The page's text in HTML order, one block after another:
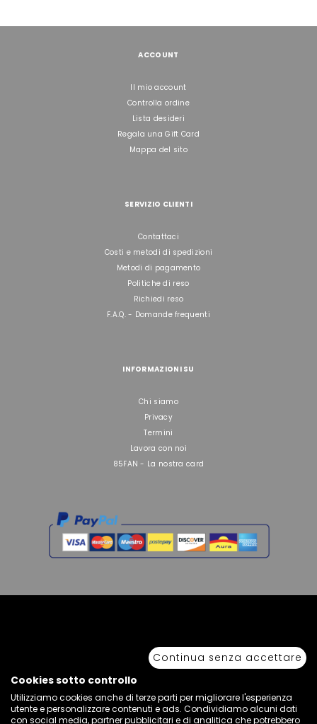
ACCOUNT
Il mio account
Controlla ordine
Lista desideri
Regala una Gift Card
Mappa del sito
SERVIZIO CLIENTI
Contattaci
Costi e metodi di spedizioni
Metodi di pagamento
Politiche di reso
Richiedi reso
F.A.Q. - Domande frequenti
INFORMAZIONI SU
Chi siamo
Privacy
Termini
Lavora con noi
85FAN - La nostra card
anche parziale.
Via Piave Km 68,600 • 04100 Latina, Italia | P.IVA 01222400598 • N° REA LT -
77855
Continua senza accettare
Cookies sotto controllo
Utilizziamo cookies anche di terze parti per migliorare l'esperienza
utente e personalizzare contenuti e ads. Condividiamo alcuni dati
con social media, partner pubblicitari e di analitica che potrebbero